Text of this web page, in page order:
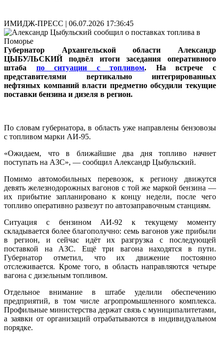
ИМИДЖ-ПРЕСС | 06.07.2026 17:36:45
Губернатор Архангельской области Александр
ЦЫБУЛЬСКИЙ подвёл итоги заседания оперативного
штаба по ситуации с топливом. На встрече с
представителями вертикально интегрированных
нефтяных компаний власти предметно обсудили текущие
поставки бензина и дизеля в регион.
По словам губернатора, в область уже направлены бензовозы
с топливом марки АИ-95.
«Ожидаем, что в ближайшие два дня топливо начнет
поступать на АЗС», — сообщил Александр Цыбульский.
Помимо автомобильных перевозок, к региону движутся
девять железнодорожных вагонов с той же маркой бензина —
их прибытие запланировано к концу недели, после чего
топливо оперативно развезут по автозаправочным станциям.
Ситуация с бензином АИ-92 к текущему моменту
складывается более благополучно: семь вагонов уже прибыли
в регион, и сейчас идёт их разгрузка с последующей
поставкой на АЗС. Ещё три вагона находятся в пути.
Губернатор отметил, что их движение постоянно
отслеживается. Кроме того, в область направляются четыре
вагона с дизельным топливом.
Отдельное внимание в штабе уделили обеспечению
предприятий, в том числе агропромышленного комплекса.
Профильные министерства держат связь с муниципалитетами,
а заявки от организаций отрабатываются в индивидуальном
порядке.